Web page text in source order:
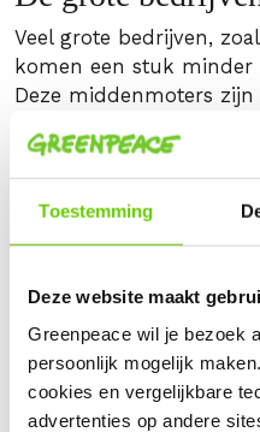
Toestemming
Deze website maakt
Greenpeace wil je bezoek
persoonlijk mogelijk
cookies en vergelijkbare
advertenties op andere
Veel grote bedrijven,
komen een stuk
Deze middenmoters
vervuilende fossiele
via hun
Zo scoort Eneco een 9,
4 geen voldoende.